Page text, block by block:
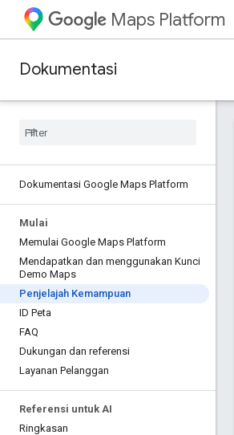
Maps Platform
Dokumentasi
Dokumentasi Google Maps Platform
Mulai
Memulai Google Maps Platform
Mendapatkan dan menggunakan Kunci
Demo Maps
Penjelajah Kemampuan
ID Peta
FAQ
Dukungan dan referensi
Layanan Pelanggan
Referensi untuk AI
Ringkasan